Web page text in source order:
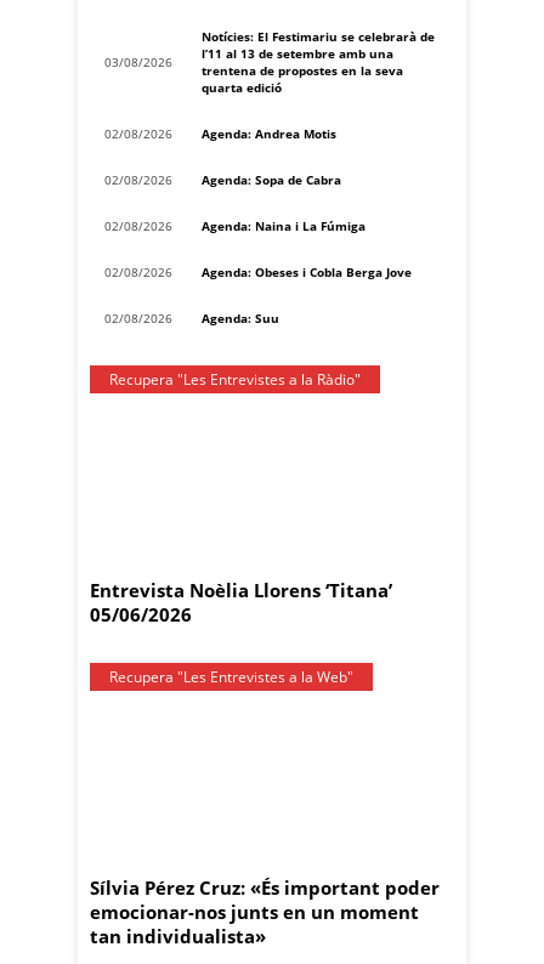
03/08/2026
Notícies: El Festimariu se celebrarà de
l’11 al 13 de setembre amb una
trentena de propostes en la seva
quarta edició
02/08/2026 Agenda: Andrea Motis
02/08/2026 Agenda: Sopa de Cabra
02/08/2026 Agenda: Naina i La Fúmiga
02/08/2026 Agenda: Obeses i Cobla Berga Jove
02/08/2026 Agenda: Suu
Recupera "Les Entrevistes a la Ràdio"
Entrevista Noèlia Llorens ‘Titana’
05/06/2026
Recupera "Les Entrevistes a la Web"
Sílvia Pérez Cruz: «És important poder
emocionar-nos junts en un moment
tan individualista»